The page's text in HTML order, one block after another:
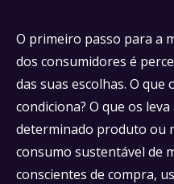
O primeiro passo para a
dos consumidores é
das suas escolhas. O que
condiciona? O que os
determinado produto ou
consumo sustentável de
conscientes de compra,